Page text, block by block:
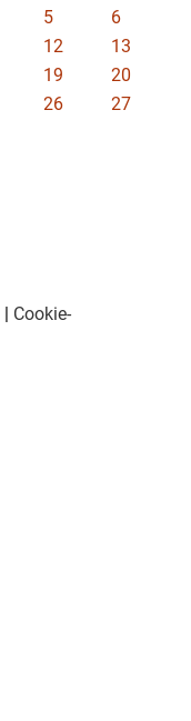
5
6
12
13
19
20
26
27
| Cookie-